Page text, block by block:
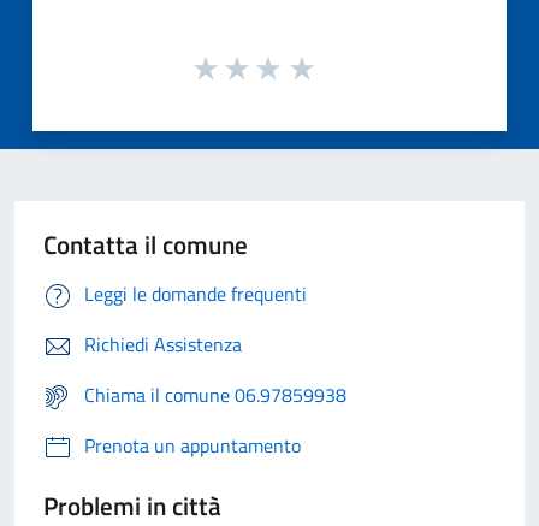
Contatta il comune
Leggi le domande frequenti
Richiedi Assistenza
Chiama il comune 06.97859938
Prenota un appuntamento
Problemi in città